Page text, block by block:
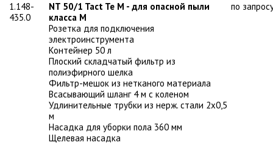
1.148-
435.0
NT 50/1 Tact Te M - для опасной пыли
класса M
Розетка для подключения
электроинструмента
Контейнер 50 л
Плоский складчатый фильтр из
полиэфирного шелка
Фильтр-мешок из нетканого материала
Всасывающий шланг 4 м с коленом
Удлинительные трубки из нерж. стали 2х0,5
м
Насадка для уборки пола 360 мм
Щелевая насадка
по